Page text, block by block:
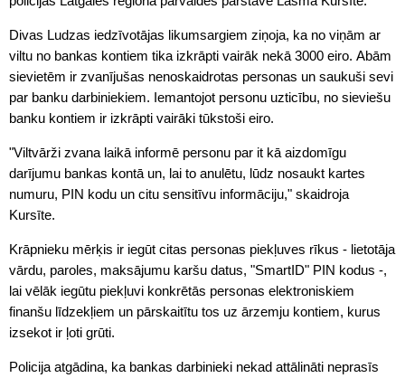
Divas Ludzas iedzīvotājas likumsargiem ziņoja, ka no viņām ar
viltu no bankas kontiem tika izkrāpti vairāk nekā 3000 eiro. Abām
sievietēm ir zvanījušas nenoskaidrotas personas un saukuši sevi
par banku darbiniekiem. Iemantojot personu uzticību, no sieviešu
banku kontiem ir izkrāpti vairāki tūkstoši eiro.
"Viltvārži zvana laikā informē personu par it kā aizdomīgu
darījumu bankas kontā un, lai to anulētu, lūdz nosaukt kartes
numuru, PIN kodu un citu sensitīvu informāciju," skaidroja
Kursīte.
Krāpnieku mērķis ir iegūt citas personas piekļuves rīkus - lietotāja
vārdu, paroles, maksājumu karšu datus, "SmartID" PIN kodus -,
lai vēlāk iegūtu piekļuvi konkrētās personas elektroniskiem
finanšu līdzekļiem un pārskaitītu tos uz ārzemju kontiem, kurus
izsekot ir ļoti grūti.
Policija atgādina, ka bankas darbinieki nekad attālināti neprasīs